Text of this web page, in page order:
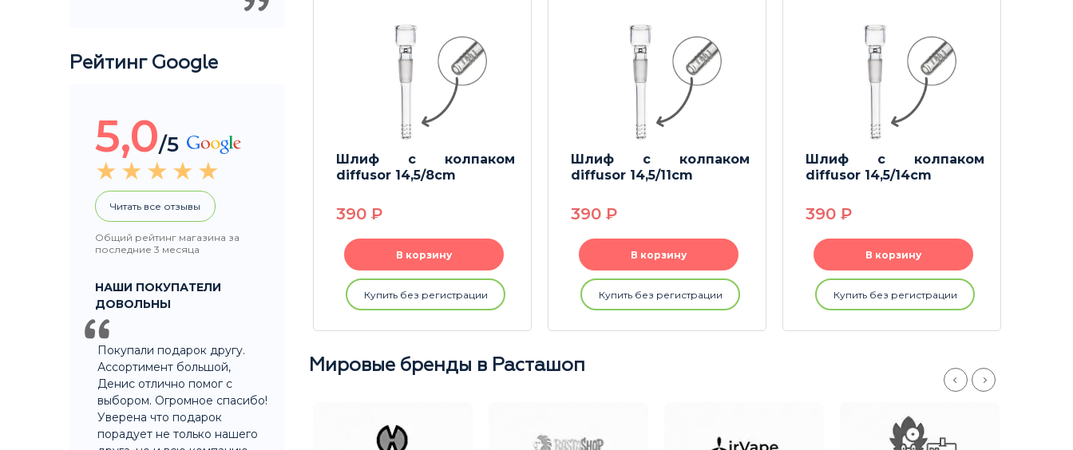
Рейтинг Google
5,0/5
Читать все отзывы
Общий рейтинг магазина за
последние 3 месяца
НАШИ ПОКУПАТЕЛИ
ДОВОЛЬНЫ
Покупали подарок другу.
Ассортимент большой,
Денис отлично помог с
выбором. Огромное спасибо!
Уверена что подарок
порадует не только нашего
Шлиф с колпаком
diffusor 14,5/12cm
390P
В корзину
Купить без регистрации
Шлиф с колпаком
diffusor 14,5/8cm
390 P
В корзину
Купить без регистрации
Шлиф с колпаком
diffusor 14,5/11cm
390 P
В корзину
Купить без регистрации
Шлиф с колпаком
diffusor 14,5/14cm
390 P
В корзину
Купить без регистрации
Мировые бренды в Расташоп